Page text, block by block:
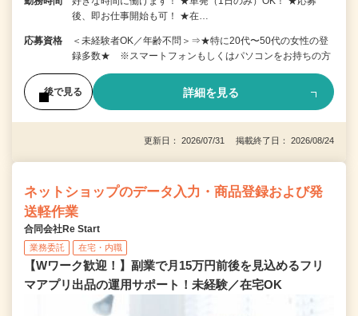
後、即お仕事開始も可！ ★在…
応募資格
＜未経験者OK／年齢不問＞⇒★特に20代〜50代の女性の登
録多数★ ※スマートフォンもしくはパソコンをお持ちの方
後で見る 詳細を見る
更新日： 2026/07/31 掲載終了日： 2026/08/24
ネットショップのデータ入力・商品登録および発
送軽作業
合同会社Re Start
業務委託 在宅・内職
【Wワーク歓迎！】副業で月15万円前後を見込めるフリ
マアプリ出品の運用サポート！未経験／在宅OK